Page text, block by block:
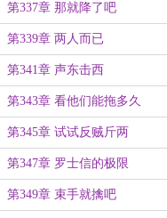
第337章 那就降了吧
第339章 两人而已
第341章 声东击西
第343章 看他们能拖多久
第345章 试试反贼斤两
第347章 罗士信的极限
第349章 束手就擒吧